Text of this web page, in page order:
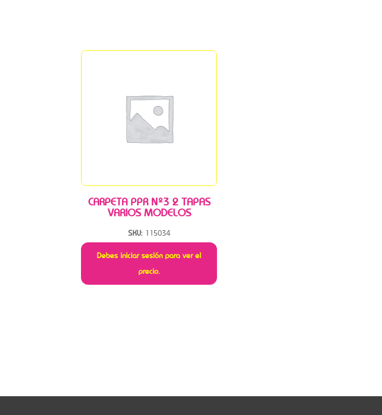
CARPETA PPR Nº3 2 TAPAS
VARIOS MODELOS
SKU: 115034
Debes iniciar sesión para ver el
precio.